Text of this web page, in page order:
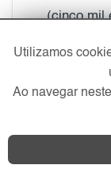
(cinco mil
Já os
valor do
Utilizamos
Ao navegar